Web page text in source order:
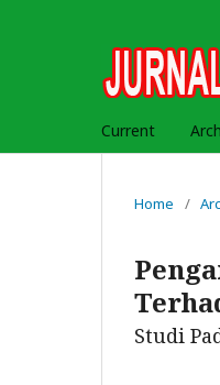
Current
Home /
Studi